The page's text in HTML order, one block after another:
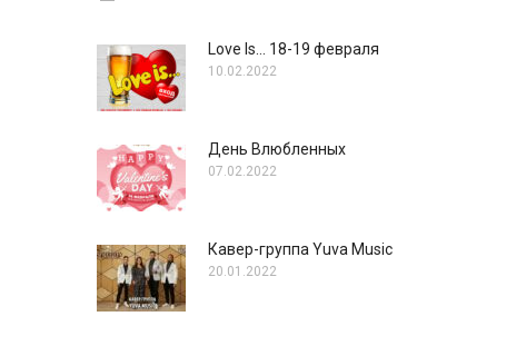
Love Is… 18-19 февраля
10.02.2022
День Влюбленных
07.02.2022
Кавер-группа Yuva Music
20.01.2022